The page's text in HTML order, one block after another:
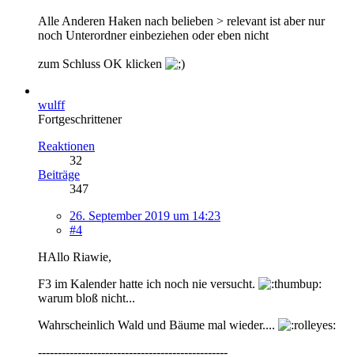
Alle Anderen Haken nach belieben > relevant ist aber nur
noch Unterordner einbeziehen oder eben nicht
zum Schluss OK klicken
wulff
Fortgeschrittener
Reaktionen
32
Beiträge
347
26. September 2019 um 14:23
#4
HAllo Riawie,
F3 im Kalender hatte ich noch nie versucht.
warum bloß nicht...
Wahrscheinlich Wald und Bäume mal wieder....
------------------------------------------------